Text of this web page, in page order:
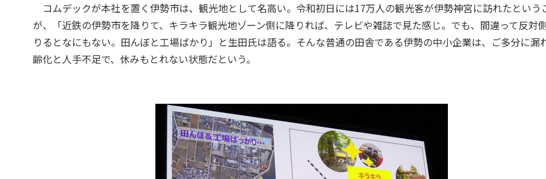
コムデックが本社を置く伊勢市は、観光地として名高い。令和初日には17万人の観光客が伊勢神宮に訪れたという
が、「近鉄の伊勢市を降りて、キラキラ観光地ゾーン側に降りれば、テレビや雑誌で見た感じ。でも、間違って反対
りるとなにもない。田んぼと工場ばかり」と生田氏は語る。そんな普通の田舎である伊勢の中小企業は、ご多分に漏
齢化と人手不足で、休みもとれない状態だという。